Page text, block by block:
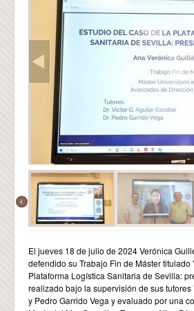
El jueves 18 de julio de 2024 Verónica
defendido su Trabajo Fin de Máster titulado
Plataforma Logística Sanitaria de Sevilla:
realizado bajo la supervisión de sus
y Pedro Garrido Vega y evaluado por una